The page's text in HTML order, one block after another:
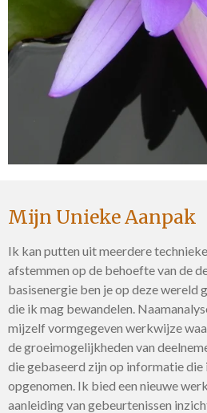
Mijn Unieke Aanpak
Ik kan putten uit meerdere
afstemmen op de behoefte van de
basisenergie ben je op deze wereld
die ik mag bewandelen.
mijzelf vormgegeven werkwijze
de groeimogelijkheden van
die gebaseerd zijn op informatie die
opgenomen. Ik bied een nieuwe
aanleiding van gebeurtenissen